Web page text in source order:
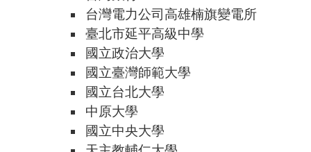
台灣電力公司高雄楠旗變電所
臺北市延平高級中學
國立政治大學
國立臺灣師範大學
國立台北大學
中原大學
國立中央大學